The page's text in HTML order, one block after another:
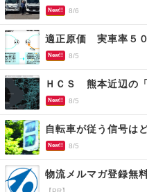
New!! 8/6
New!! 8/5
ＨＣＳ 熊本近辺の
New!! 8/5
New!! 8/5
物流メルマガ登録無